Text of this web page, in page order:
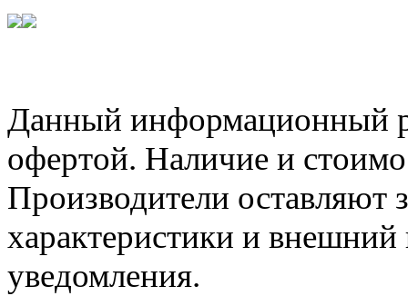
Данный информационный
офертой. Наличие и
Производители оставляют
характеристики и внешний
уведомления.